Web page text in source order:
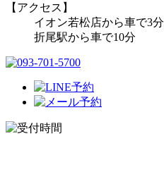
【アクセス】
イオン若松店から車で3分
折尾駅から車で10分